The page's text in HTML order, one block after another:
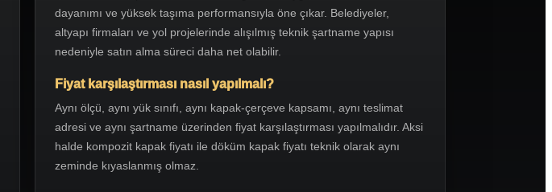
dayanımı ve yüksek taşıma performansıyla öne çıkar. Belediyeler,
altyapı firmaları ve yol projelerinde alışılmış teknik şartname yapısı
nedeniyle satın alma süreci daha net olabilir.
Fiyat karşılaştırması nasıl yapılmalı?
Aynı ölçü, aynı yük sınıfı, aynı kapak-çerçeve kapsamı, aynı teslimat
adresi ve aynı şartname üzerinden fiyat karşılaştırması yapılmalıdır. Aksi
halde kompozit kapak fiyatı ile döküm kapak fiyatı teknik olarak aynı
zeminde kıyaslanmış olmaz.